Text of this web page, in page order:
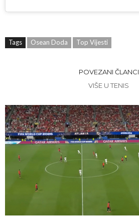
Tags Osean Doda Top Vijesti
POVEZANI ČLANCI
VIŠE U TENIS